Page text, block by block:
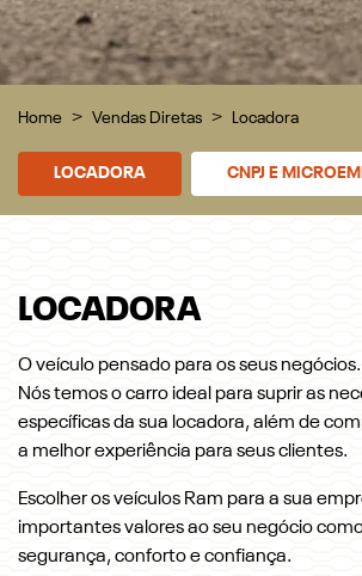
Home Vendas Diretas Locadora
CNPJ E
LOCADORA
LOCADORA
O veículo pensado para os seus negócios.
Nós temos o carro ideal para suprir as
específicas da sua locadora, além de
a melhor experiência para seus clientes.
Escolher os veículos Ram para a sua
importantes valores ao seu negócio
segurança, conforto e confiança.